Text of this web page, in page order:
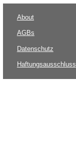
About
AGBs
Datenschutz
Haftungsausschluss